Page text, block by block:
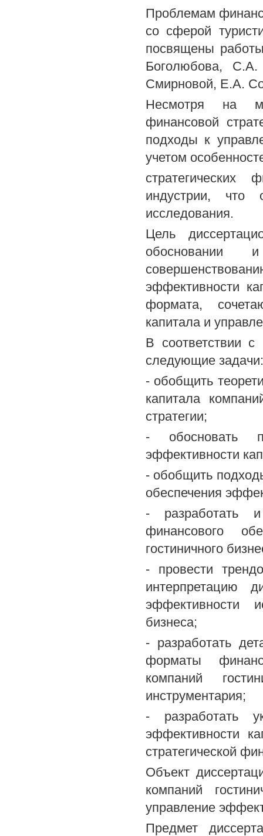
Проблемам
со сферой
посвящены
Боголюбова,
Смирновой, Е.А.
Несмотря на
финансовой
подходы к
учетом
стратегических
индустрии, что
исследования.
Цель
обосновании
эффективности
формата,
капитала и
В соответствии
следующие задачи:
- обобщить
капитала
стратегии;
- обосновать
эффективности
- обобщить
обеспечения
- разработать и
финансового
гостиничного
- провести
интерпретацию
эффективности
бизнеса;
- разработать
форматы
компаний
инструментария;
- разработать
эффективности
стратегической
Объект
компаний
управление
Предмет